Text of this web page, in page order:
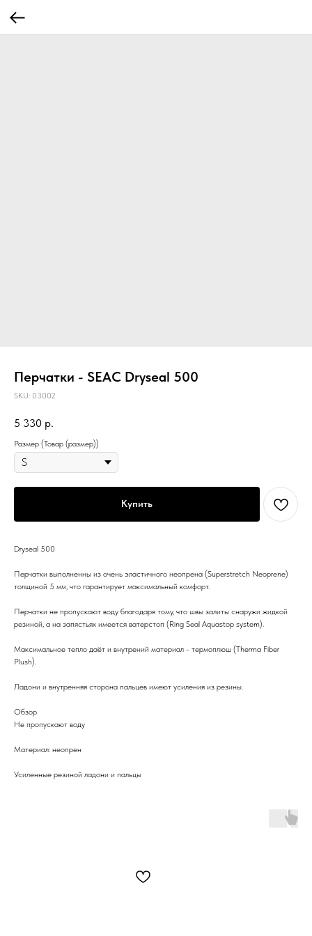
Перчатки - SEAC Dryseal 500
SKU: 03002
5 330 р.
Размер (Товар (размер))
Купить
Dryseal 500
Перчатки выполненны из очень эластичного неопрена (Superstretch Neoprene)
толщиной 5 мм, что гарантирует максимальный комфорт.
Перчатки не пропускают воду благодаря тому, что швы залиты снаружи жидкой
резиной, а на запястьях имеется ватерстоп (Ring Seal Aquastop system).
Максимальное тепло даёт и внутрений материал - термоплюш (Therma Fiber
Plush).
Ладони и внутренняя сторона пальцев имеют усиления из резины.
Обзор
Не пропускают воду
Материал: неопрен
Усиленные резиной ладони и пальцы